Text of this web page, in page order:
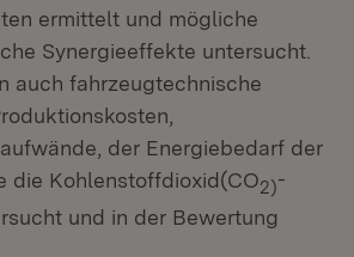
ermittelt und mögliche
Synergieeffekte untersucht.
auch fahrzeugtechnische
der Energiebedarf der
die Kohlenstoffdioxid(CO2)-
und in der Bewertung